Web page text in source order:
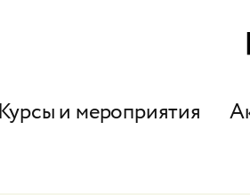
Курсы и мероприятия